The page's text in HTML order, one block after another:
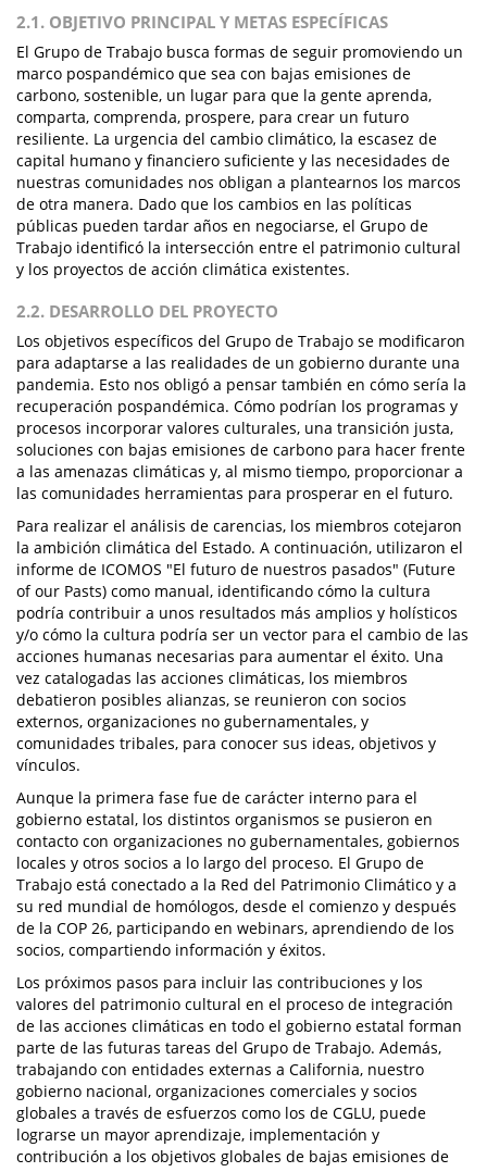
2.1. OBJETIVO PRINCIPAL Y METAS ESPECÍFICAS
El Grupo de Trabajo busca formas de seguir promoviendo un
marco pospandémico que sea con bajas emisiones de
carbono, sostenible, un lugar para que la gente aprenda,
comparta, comprenda, prospere, para crear un futuro
resiliente. La urgencia del cambio climático, la escasez de
capital humano y financiero suficiente y las necesidades de
nuestras comunidades nos obligan a plantearnos los marcos
de otra manera. Dado que los cambios en las políticas
públicas pueden tardar años en negociarse, el Grupo de
Trabajo identificó la intersección entre el patrimonio cultural
y los proyectos de acción climática existentes.
2.2. DESARROLLO DEL PROYECTO
Los objetivos específicos del Grupo de Trabajo se modificaron
para adaptarse a las realidades de un gobierno durante una
pandemia. Esto nos obligó a pensar también en cómo sería la
recuperación pospandémica. Cómo podrían los programas y
procesos incorporar valores culturales, una transición justa,
soluciones con bajas emisiones de carbono para hacer frente
a las amenazas climáticas y, al mismo tiempo, proporcionar a
las comunidades herramientas para prosperar en el futuro.
Para realizar el análisis de carencias, los miembros cotejaron
la ambición climática del Estado. A continuación, utilizaron el
informe de ICOMOS "El futuro de nuestros pasados" (Future
of our Pasts) como manual, identificando cómo la cultura
podría contribuir a unos resultados más amplios y holísticos
y/o cómo la cultura podría ser un vector para el cambio de las
acciones humanas necesarias para aumentar el éxito. Una
vez catalogadas las acciones climáticas, los miembros
debatieron posibles alianzas, se reunieron con socios
externos, organizaciones no gubernamentales, y
comunidades tribales, para conocer sus ideas, objetivos y
vínculos.
Aunque la primera fase fue de carácter interno para el
gobierno estatal, los distintos organismos se pusieron en
contacto con organizaciones no gubernamentales, gobiernos
locales y otros socios a lo largo del proceso. El Grupo de
Trabajo está conectado a la Red del Patrimonio Climático y a
su red mundial de homólogos, desde el comienzo y después
de la COP 26, participando en webinars, aprendiendo de los
socios, compartiendo información y éxitos.
Los próximos pasos para incluir las contribuciones y los
valores del patrimonio cultural en el proceso de integración
de las acciones climáticas en todo el gobierno estatal forman
parte de las futuras tareas del Grupo de Trabajo. Además,
trabajando con entidades externas a California, nuestro
gobierno nacional, organizaciones comerciales y socios
globales a través de esfuerzos como los de CGLU, puede
lograrse un mayor aprendizaje, implementación y
contribución a los objetivos globales de bajas emisiones de